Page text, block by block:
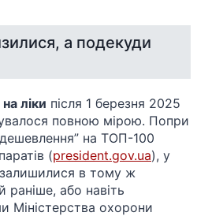
а подекуди
ліки після 1 березня 2025
повною мірою. Попри
на ТОП-100
(president.gov.ua), у
залишилися в тому ж
раніше, або навіть
Міністерства охорони